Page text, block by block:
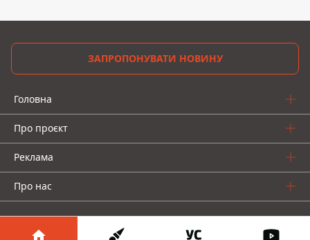
ЗАПРОПОНУВАТИ НОВИНУ
Головна
Про проєкт
Реклама
Про нас